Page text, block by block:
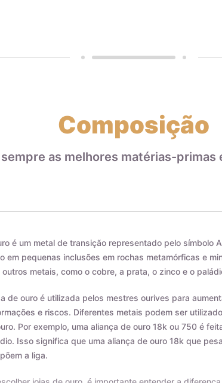
Composição
as melhores matérias-primas
é um metal de transição representado pelo
em pequenas inclusões em rochas metamórficas e
outros metais, como o cobre, a prata, o zinco e o
de ouro é utilizada pelos mestres ourives para
e riscos. Diferentes metais podem ser
Por exemplo, uma aliança de ouro 18k ou 750 é
Isso significa que uma aliança de ouro 18k que
a liga.